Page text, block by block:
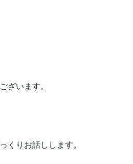
ざいます。
くりお話しします。